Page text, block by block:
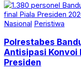
Nasional Peristiwa
Polrestabes
Antisipasi Konvoi
Presiden